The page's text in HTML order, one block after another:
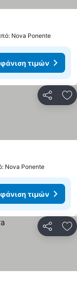
Nova Ponente
τιμών
Nova Ponente
τιμών